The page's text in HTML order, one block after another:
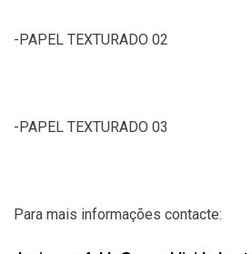
-PAPEL TEXTURADO 02
-PAPEL TEXTURADO 03
Para mais informações contacte: